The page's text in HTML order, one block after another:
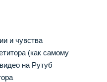
и чувства
(как самому
на Рутуб